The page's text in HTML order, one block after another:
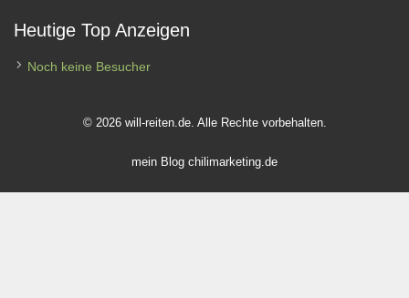
Heutige Top Anzeigen
Noch keine Besucher
© 2026 will-reiten.de. Alle Rechte vorbehalten.
mein Blog chilimarketing.de